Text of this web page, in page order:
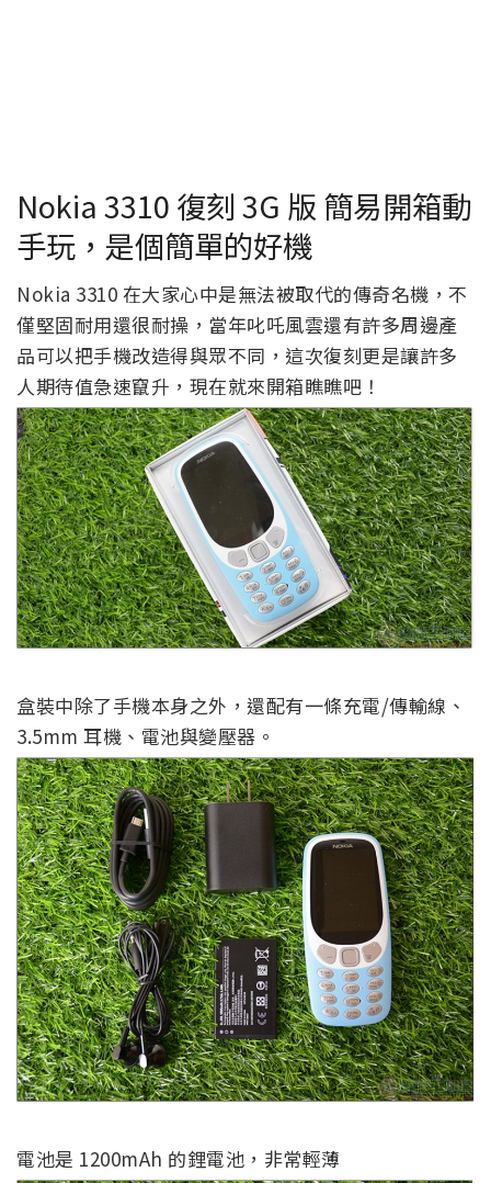
Nokia 3310 復刻 3G 版 簡易開箱動
手玩，是個簡單的好機
Nokia 3310 在大家心中是無法被取代的傳奇名機，不
僅堅固耐用還很耐操，當年叱吒風雲還有許多周邊產
品可以把手機改造得與眾不同，這次復刻更是讓許多
人期待值急速竄升，現在就來開箱瞧瞧吧！
盒裝中除了手機本身之外，還配有一條充電/傳輸線、
3.5mm 耳機、電池與變壓器。
電池是 1200mAh 的鋰電池，非常輕薄